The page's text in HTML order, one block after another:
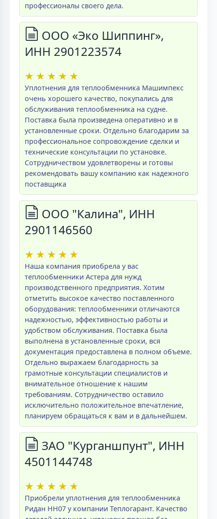
профессионалы своего дела.
ООО «Эко Шиппинг»,
ИНН 2901223574
★ ★ ★ ★ ★
Уплотнения для теплообменника Машимпекс
очень хорошего качество, покупались для
обслуживания теплообменника на судне.
Поставка была произведена оперативно и в
установленные сроки. Отдельно благодарим за
профессиональное сопровождение сделки и
технические консультации по установке.
Сотрудничеством удовлетворены и готовы
рекомендовать вашу компанию как надежного
поставщика
ООО "Калина", ИНН
2901146560
★ ★ ★ ★ ★
Наша компания приобрела у вас
теплообменники Астера для нужд
производственного предприятия. Хотим
отметить высокое качество поставленного
оборудования: теплообменники отличаются
надежностью, эффективностью работы и
удобством обслуживания. Поставка была
выполнена в установленные сроки, вся
документация предоставлена в полном объеме.
Отдельно выражаем благодарность за
грамотные консультации специалистов и
внимательное отношение к нашим
требованиям. Сотрудничество оставило
исключительно положительное впечатление,
планируем обращаться к вам и в дальнейшем.
ЗАО "Курганшпунт", ИНН
4501144748
★ ★ ★ ★ ★
Приобрели уплотнения для теплообменника
Ридан НН07 у компании Теплогарант. Качество